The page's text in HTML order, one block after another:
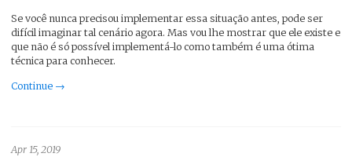
Se você nunca precisou implementar essa situação antes, pode ser
difícil imaginar tal cenário agora. Mas vou lhe mostrar que ele existe e
que não é só possível implementá-lo como também é uma ótima
técnica para conhecer.
Continue →
Apr 15, 2019